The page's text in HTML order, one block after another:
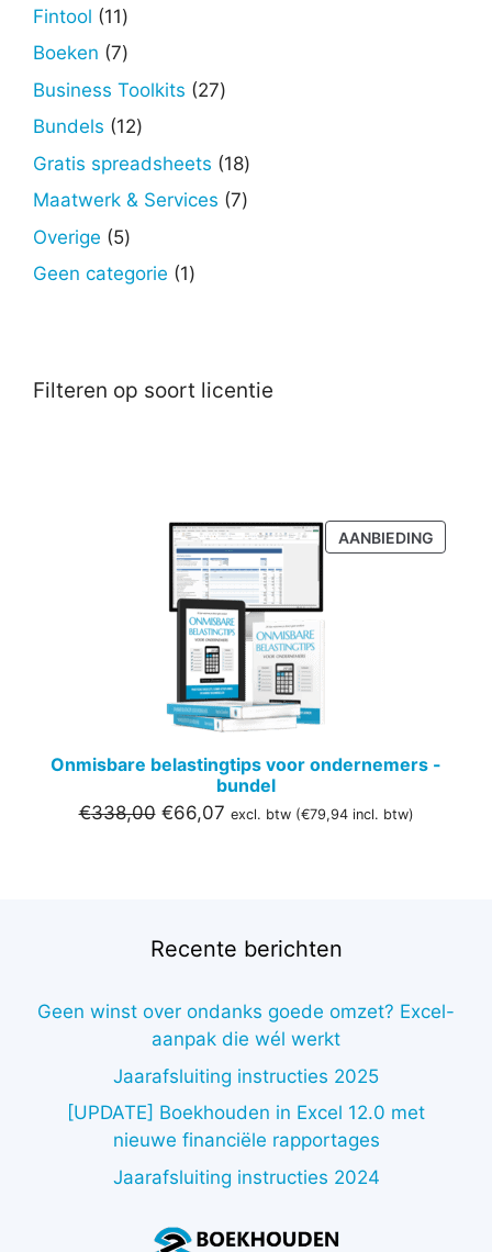
Fintool 1111
producten
Boeken 77
producten
Business Toolkits 2727
Bundels 1212
producten
Gratis spreadsheets 1818
producten
Maatwerk & Services 77
Overige 55
producten
Geen categorie 11
Filteren op soort licentie
AANBIEDING
IN
Onmisbare belastingtips voor ondernemers -
bundel
€338,00 Oorspronkelijke
€66,07Huidige
excl. btw (€79,94incl. btw)
Recente berichten
Geen winst over ondanks goede omzet? Excel-
aanpak die wél werkt
Jaarafsluiting instructies 2025
[UPDATE] Boekhouden in Excel 12.0 met
nieuwe financiële rapportages
Jaarafsluiting instructies 2024